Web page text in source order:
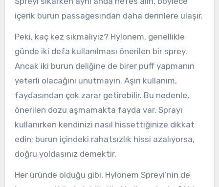
içerik burun passagesından daha derinlere ulaşır.
Peki, kaç kez sıkmalıyız? Hylonem, genellikle
günde iki defa kullanılması önerilen bir sprey.
Ancak iki burun deliğine de birer puff yapmanın
yeterli olacağını unutmayın. Aşırı kullanım,
faydasından çok zarar getirebilir. Bu nedenle,
önerilen dozu aşmamakta fayda var. Sprayı
kullanırken kendinizi nasıl hissettiğinize dikkat
edin; burun içindeki rahatsızlık hissi azalıyorsa,
doğru yoldasınız demektir.
Her üründe olduğu gibi, Hylonem Spreyi’nin de